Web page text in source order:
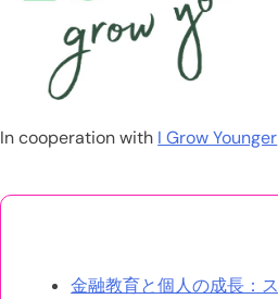
In cooperation with I Grow Younger
金融教育と個人の成長：ス